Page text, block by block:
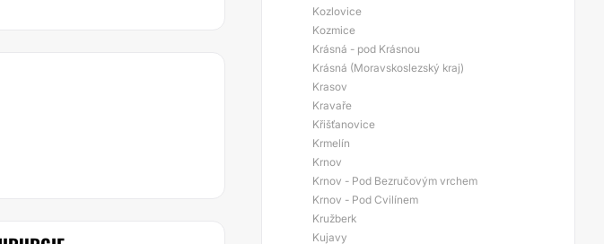
Kozlovice
Kozmice
Krásná - pod Krásnou
Krásná (Moravskoslezský kraj)
Krasov
Kravaře
Křišťanovice
Krmelín
Krnov
Krnov - Pod Bezručovým vrchem
Krnov - Pod Cvilínem
Kružberk
Kujavy